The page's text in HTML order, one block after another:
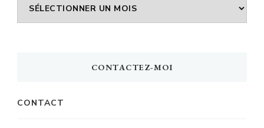
découvrez
CONTACTEZ-MOI
CONTACT